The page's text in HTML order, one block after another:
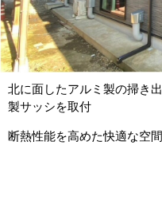
北に面したアルミ製の掃き
製サッシを取付
断熱性能を高めた快適な空